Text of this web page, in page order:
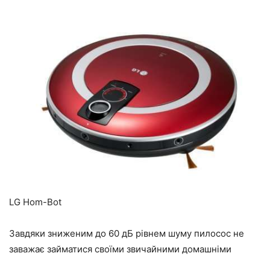
LG Hom-Bot
Завдяки зниженим до 60 дБ рівнем шуму пилосос не
заважає займатися своїми звичайними домашніми